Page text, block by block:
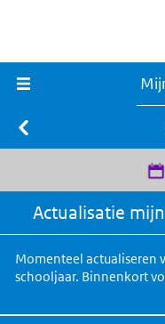
Actualisatie
Momenteel actualiseren
schooljaar. Binnenkort